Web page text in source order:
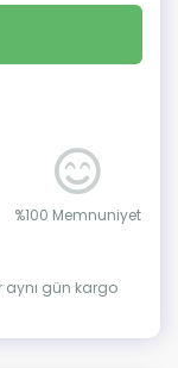
%100 Memnuniyet
aynı gün kargo